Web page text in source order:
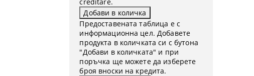
Предоставената таблица е с
информационна цел. Добавете
продукта в количката си с бутона
"Добави в количката" и при
поръчка ще можете да изберете
броя вноски на кредита.